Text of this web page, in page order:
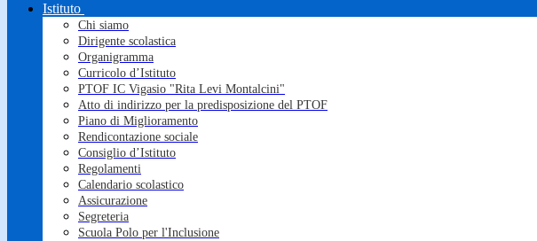
Istituto
Chi siamo
Dirigente scolastica
Organigramma
Curricolo d’Istituto
PTOF IC Vigasio "Rita Levi Montalcini"
Atto di indirizzo per la predisposizione del PTOF
Piano di Miglioramento
Rendicontazione sociale
Consiglio d’Istituto
Regolamenti
Calendario scolastico
Assicurazione
Segreteria
Scuola Polo per l'Inclusione